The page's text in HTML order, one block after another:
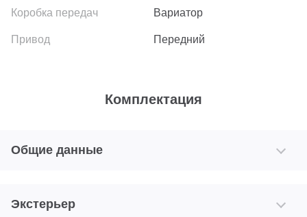
Вариатор
Передний
Комплектация
Общие данные
Экстерьер